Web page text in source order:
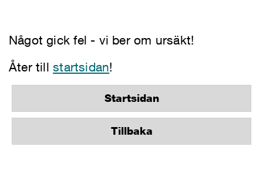
Något gick fel - vi ber om ursäkt!
Åter tillstartsidan!
Startsidan
Tillbaka